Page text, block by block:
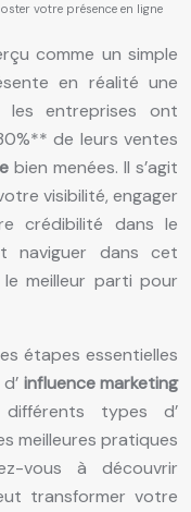
votre présence en ligne
comme un simple
en réalité une
les entreprises ont
de leurs ventes
bien menées. Il s’agit
visibilité, engager
crédibilité dans le
naviguer dans cet
meilleur parti pour
étapes essentielles
influence marketing
types d’
meilleures pratiques
vous à découvrir
transformer votre